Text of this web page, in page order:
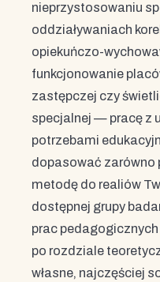
nieprzystosowaniu
oddziaływaniach
opiekuńczo-
funkcjonowanie
zastępczej czy
specjalnej — pracę z
potrzebami
dopasować zarówno
metodę do realiów
dostępnej grupy
prac
po rozdziale
własne, najczęściej